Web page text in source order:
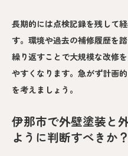
長期的には点検記録を残して
す。環境や過去の補修履歴を
繰り返すことで大規模な改修
やすくなります。急がず計画
を考えましょう。
伊那市で外壁塗装と
ように判断すべきか？